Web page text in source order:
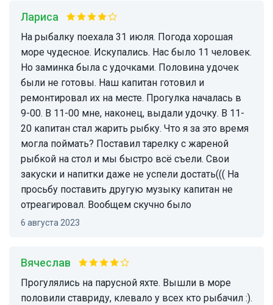
Лариса
На рыбалку поехала 31 июля. Погода хорошая
море чудесное. Искупались. Нас было 11 человек.
Но заминка была с удочками. Половина удочек
были не готовы. Наш капитан готовил и
ремонтировал их на месте. Прогулка началась в
9-00. В 11-00 мне, наконец, выдали удочку. В 11-
20 капитан стал жарить рыбку. Что я за это время
могла поймать? Поставил тарелку с жареной
рыбкой на стол и мы быстро всё съели. Свои
закуски и напитки даже не успели достать((( На
просьбу поставить другую музыку капитан не
отреагировал. Вообщем скучно было
6 августа 2023
Вячеслав
Прогулялись на парусной яхте. Вышли в море
половили ставриду, клевало у всех кто рыбачил :).